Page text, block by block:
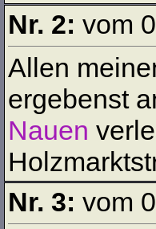
Nr. 2: vom
Allen
ergebenst
Nauen
Nr. 3: vom